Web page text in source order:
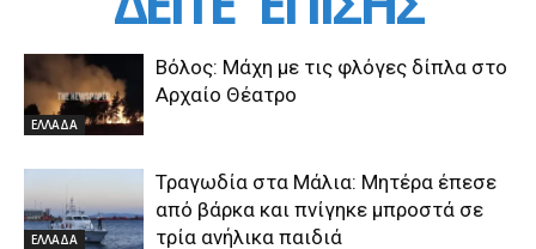
ΕΛΛΑΔΑ
Βόλος: Μάχη με τις φλόγες δίπλα στο
Αρχαίο Θέατρο
ΕΛΛΑΔΑ
Τραγωδία στα Μάλια: Μητέρα έπεσε
από βάρκα και πνίγηκε μπροστά σε
τρία ανήλικα παιδιά